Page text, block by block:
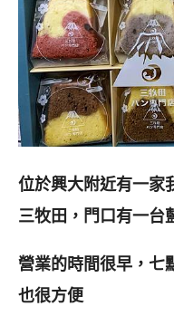
位於興大附近有一家
三牧田，門口有一台
營業的時間很早，七
也很方便